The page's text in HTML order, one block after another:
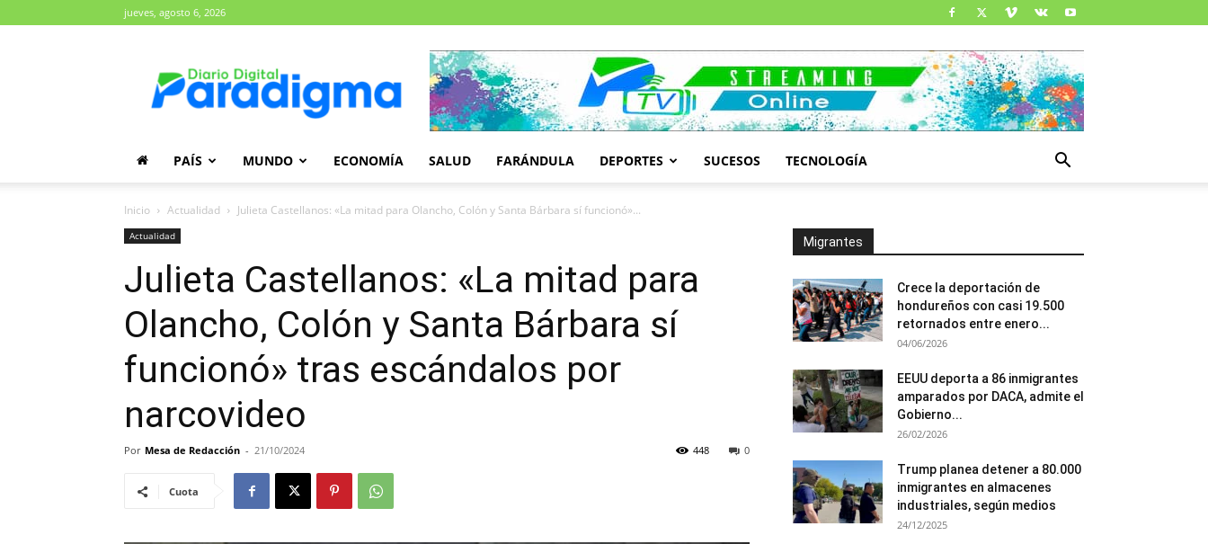
jueves, agosto 6, 2026
Paradigma
PAÍS MUNDO ECONOMÍA SALUD FARÁNDULA DEPORTES SUCESOS TECNOLOGÍA
Inicio Actualidad Julieta Castellanos: «La mitad para Olancho, Colón y Santa Bárbara sí funcionó»...
Actualidad
Julieta Castellanos: «La mitad para
Olancho, Colón y Santa Bárbara sí
funcionó» tras escándalos por
narcovideo
Por Mesa de Redacción - 21/10/2024 0
448
Cuota
Migrantes
Crece la deportación de
hondureños con casi 19.500
retornados entre enero...
04/06/2026
EEUU deporta a 86 inmigrantes
amparados por DACA, admite el
Gobierno...
26/02/2026
Trump planea detener a 80.000
inmigrantes en almacenes
industriales, según medios
24/12/2025